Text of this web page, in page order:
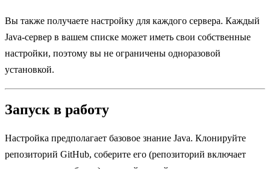
Вы также получаете настройку для каждого сервера. Каждый
Java-сервер в вашем списке может иметь свои собственные
настройки, поэтому вы не ограничены одноразовой
установкой.
Запуск в работу
Настройка предполагает базовое знание Java. Клонируйте
репозиторий GitHub, соберите его (репозиторий включает